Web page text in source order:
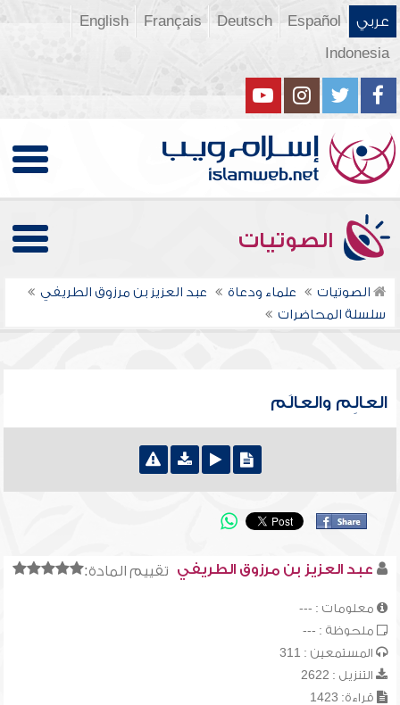
عربي Español
Deutsch
Français
English
Indonesia
الصوتيات
الصوتيات علماء ودعاة
عبد العزيز بن مرزوق الطريفي
سلسلة المحاضرات
العالِم والعالَم
تقييم المادة: عبد العزيز بن مرزوق الطريفي
معلومات : ---
ملحوظة : ---
المستمعين : 311
التنزيل : 2622
قراءة: 1423